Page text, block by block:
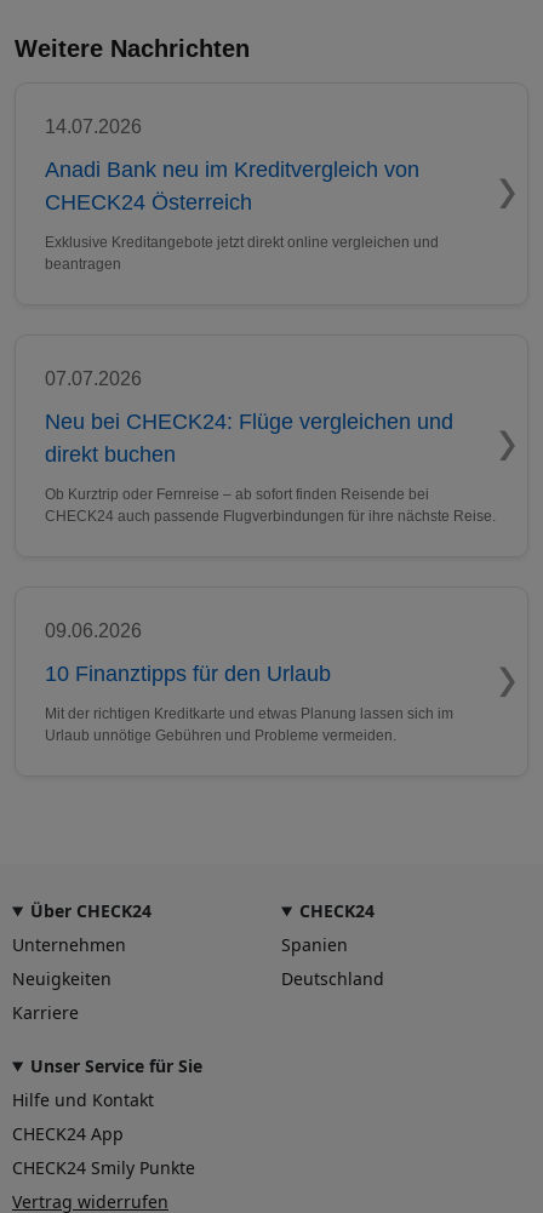
Weitere Nachrichten
14.07.2026
Anadi Bank neu im Kreditvergleich von
CHECK24 Österreich
Exklusive Kreditangebote jetzt direkt online vergleichen und
beantragen
07.07.2026
Neu bei CHECK24: Flüge vergleichen und
direkt buchen
Ob Kurztrip oder Fernreise – ab sofort finden Reisende bei
CHECK24 auch passende Flugverbindungen für ihre nächste Reise.
09.06.2026
10 Finanztipps für den Urlaub
Mit der richtigen Kreditkarte und etwas Planung lassen sich im
Urlaub unnötige Gebühren und Probleme vermeiden.
Über CHECK24
Unternehmen
Neuigkeiten
Karriere
CHECK24
Spanien
Deutschland
Unser Service für Sie
Hilfe und Kontakt
CHECK24 App
CHECK24 Smily Punkte
Vertrag widerrufen